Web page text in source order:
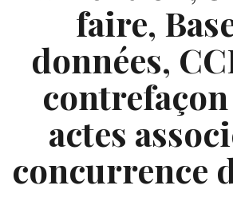
faire,
données,
actes
concurrence